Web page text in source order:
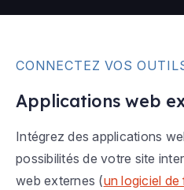
CONNECTEZ VOS
Applications web
Intégrez des applications
possibilités de votre site
web externes (un logiciel